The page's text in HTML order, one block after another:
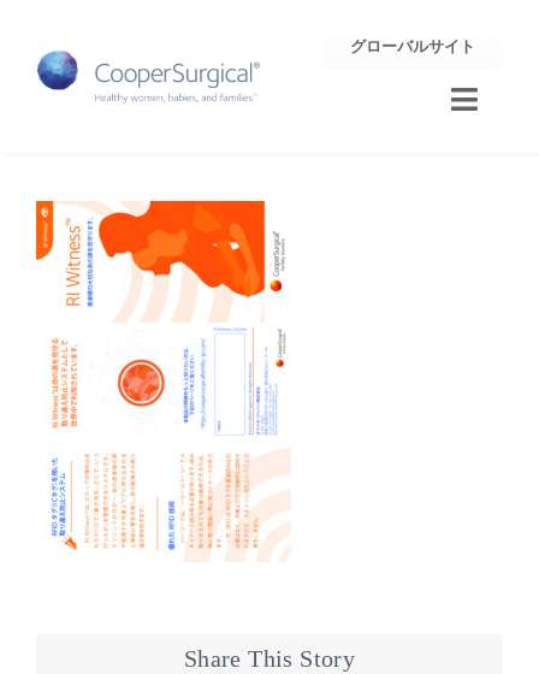
content
グローバルサイト
Toggle
サポート
企業情報
お問合せ
Share This Story